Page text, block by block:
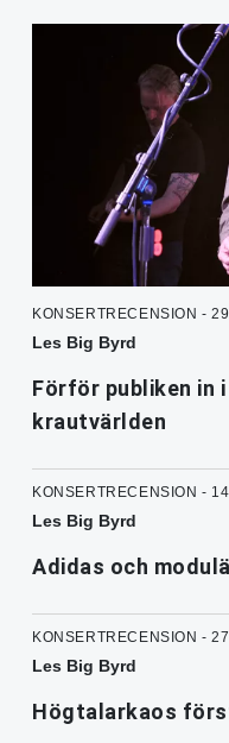
KONSERTRECENSION -
Les Big Byrd
Förför publiken in
krautvärlden
KONSERTRECENSION -
Les Big Byrd
Adidas och
KONSERTRECENSION -
Les Big Byrd
Högtalarkaos